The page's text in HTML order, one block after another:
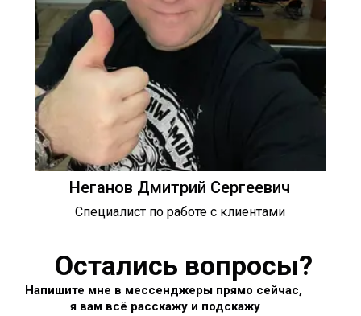
Специалист по работе с клиентами
Неганов Дмитрий Сергеевич
Остались вопросы?
Напишите мне в мессенджеры прямо сейчас,
я вам всё расскажу и подскажу